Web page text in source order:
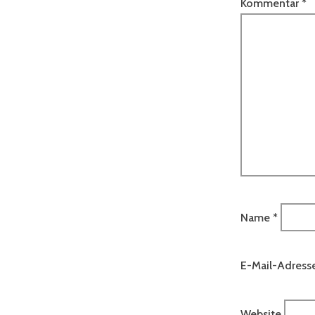
Kommentar *
Name *
E-Mail-